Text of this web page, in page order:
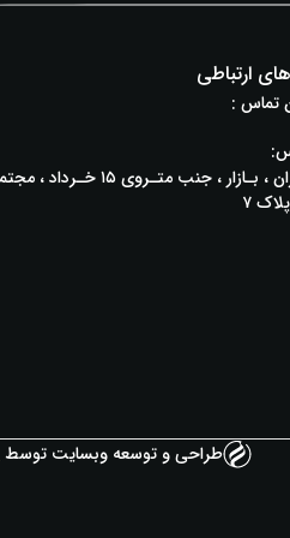
ارتباطی
تماس :
تهـران ، بـازار ، جنب
طراحی و توسعه وبسایت توسط